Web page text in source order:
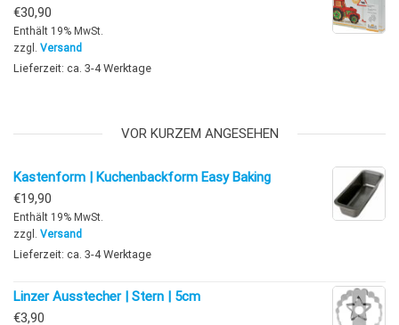
€30,90
Enthält 19% MwSt.
zzgl. Versand
Lieferzeit: ca. 3-4 Werktage
VOR KURZEM ANGESEHEN
Kastenform | Kuchenbackform Easy Baking
€19,90
Enthält 19% MwSt.
zzgl. Versand
Lieferzeit: ca. 3-4 Werktage
Linzer Ausstecher | Stern | 5cm
€3,90